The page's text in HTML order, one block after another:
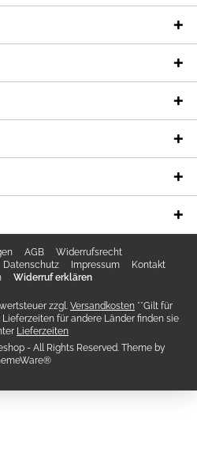
AGB
Widerrufsrecht
Datenschutz Impressum
Kontakt
Widerruf erklären
zzgl. Versandkosten **Gilt für
für andere Länder finden sie
Lieferzeiten
- All Rights Reserved. Theme by